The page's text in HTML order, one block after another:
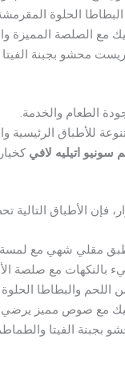
الحلوة
مع الصلصة المميزة
محشو بجبنة الفيتا
الطعام والخدمة.
للأطباق الرئيسية
سونيو اتيليه لافي
فإن الأطباق التالية
مقلي شهي مع
بالنكهات مع صلصة
اللحم والبطاطا
مع صوص مميز يرضي
بجبنة الفيتا